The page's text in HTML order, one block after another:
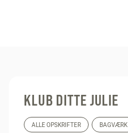
KLUB DITTE JULIE
ALLE OPSKRIFTER BAGVÆRK